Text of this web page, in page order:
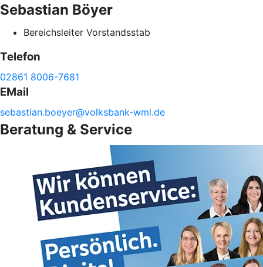
Sebastian Böyer
Bereichsleiter Vorstandsstab
Telefon
02861 8006-7681
EMail
sebastian.boeyer@volksbank-wml.de
Beratung & Service